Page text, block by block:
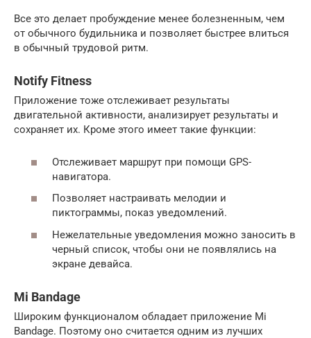
Все это делает пробуждение менее болезненным, чем
от обычного будильника и позволяет быстрее влиться
в обычный трудовой ритм.
Notify Fitness
Приложение тоже отслеживает результаты
двигательной активности, анализирует результаты и
сохраняет их. Кроме этого имеет такие функции:
Отслеживает маршрут при помощи GPS-
навигатора.
Позволяет настраивать мелодии и
пиктограммы, показ уведомлений.
Нежелательные уведомления можно заносить в
черный список, чтобы они не появлялись на
экране девайса.
Mi Bandage
Широким функционалом обладает приложение Mi
Bandage. Поэтому оно считается одним из лучших